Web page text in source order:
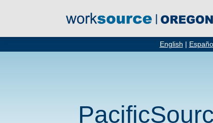
English Español